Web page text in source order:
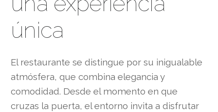
única
El restaurante se distingue por su inigualable
atmósfera, que combina elegancia y
comodidad. Desde el momento en que
cruzas la puerta, el entorno invita a disfrutar